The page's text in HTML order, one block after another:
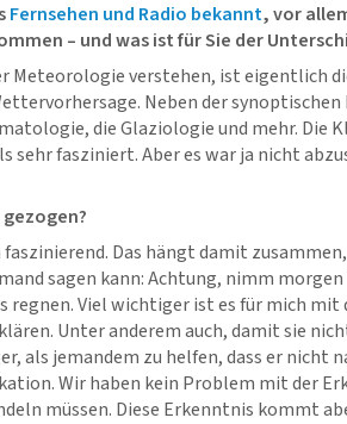
Fernsehen und Radio bekannt, vor
– und was ist für Sie der
Meteorologie verstehen, ist eigentlich
Neben der
die Glaziologie und mehr. Die
sehr fasziniert. Aber es war ja nicht
Das hängt damit zusammen,
sagen kann: Achtung, nimm morgen
Viel wichtiger ist es für mich mit
Unter anderem auch, damit sie
als jemandem zu helfen, dass er nicht
Wir haben kein Problem mit der
müssen. Diese Erkenntnis kommt